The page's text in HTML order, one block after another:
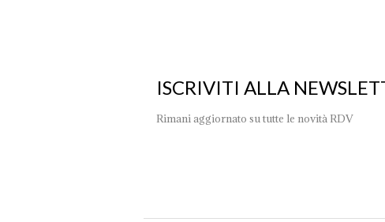
ISCRIVITI ALLA
Rimani aggiornato su tutte le novità RDV